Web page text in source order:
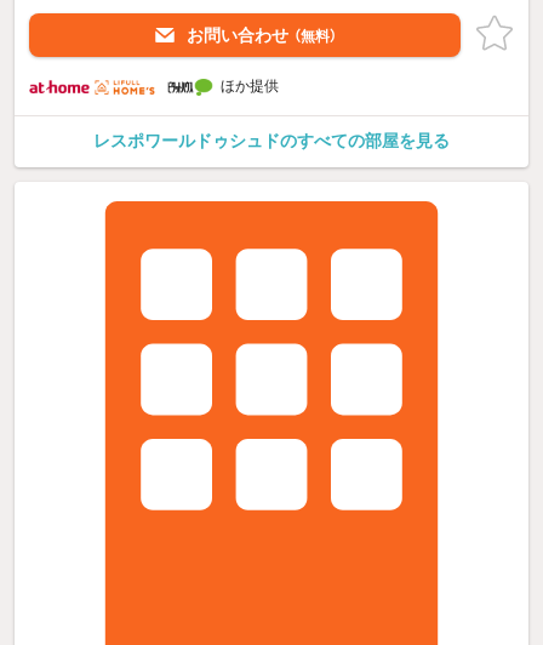
お問い合わせ （無料）
ほか提供
レスポワールドゥシュドのすべての部屋を見る